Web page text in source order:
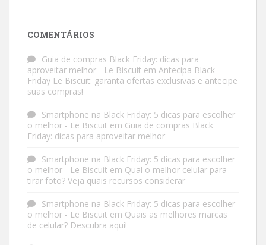
COMENTÁRIOS
Guia de compras Black Friday: dicas para
aproveitar melhor - Le Biscuit em Antecipa Black
Friday Le Biscuit: garanta ofertas exclusivas e antecipe
suas compras!
Smartphone na Black Friday: 5 dicas para escolher
o melhor - Le Biscuit em Guia de compras Black
Friday: dicas para aproveitar melhor
Smartphone na Black Friday: 5 dicas para escolher
o melhor - Le Biscuit em Qual o melhor celular para
tirar foto? Veja quais recursos considerar
Smartphone na Black Friday: 5 dicas para escolher
o melhor - Le Biscuit em Quais as melhores marcas
de celular? Descubra aqui!